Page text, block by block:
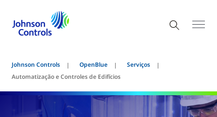
Johnson Controls OpenBlue
Serviços
Automatização e Controles de Edifícios